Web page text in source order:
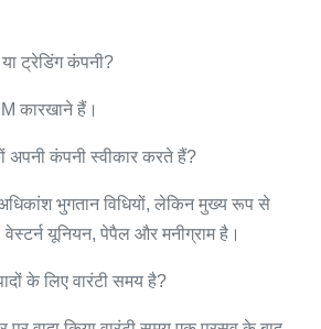
ट्रेडिंग कंपनी?
कारखाने हैं।
अपनी कंपनी स्वीकार करते हैं?
भुगतान विधियों, लेकिन मुख्य रूप से
वेस्टर्न यूनियन, पेपैल और मनीग्राम है।
के लिए वारंटी समय है?